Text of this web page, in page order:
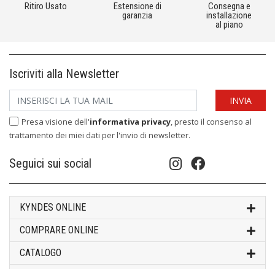
Ritiro Usato
Estensione di
garanzia
Consegna e
installazione
al piano
Iscriviti alla Newsletter
Presa visione dell'informativa privacy, presto il consenso al
trattamento dei miei dati per l'invio di newsletter.
Seguici sui social
KYNDES ONLINE
COMPRARE ONLINE
CATALOGO